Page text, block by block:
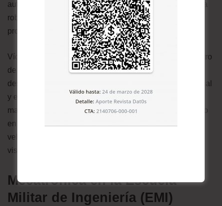
automatización industrial y muy pocas están aplicando la
robótica, falta mucho por trabajar en el país para sacar
provecho a nuestros conocimientos”.
Víctor y Fabricio continúan desarrollando proyectos dentro
de su área y tienen planes para el futuro. Víctor planea
desarrollar más sus conocimientos en inteligencia artificial
y elaborar un robot de desinfección con un buen plan de
mapeo. Y, por otro lado, Fabricio se encuentra trabajando
en dos proyectos; el primero es la construcción de un
vehículo completamente mecánico y, un proyecto con
visión a la inteligencia artificial.
Mecatrónica en la Escuela
Militar de Ingeniería (EMI)